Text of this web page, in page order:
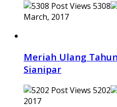
5308
March, 2017
Meriah Ulang
Sianipar
5202
2017